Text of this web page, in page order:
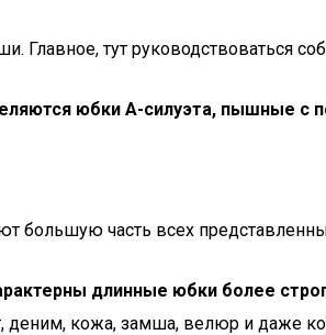
Главное, тут руководствоваться
юбки А-силуэта, пышные с
часть всех
длинные юбки более
деним, кожа, замша, велюр и даже